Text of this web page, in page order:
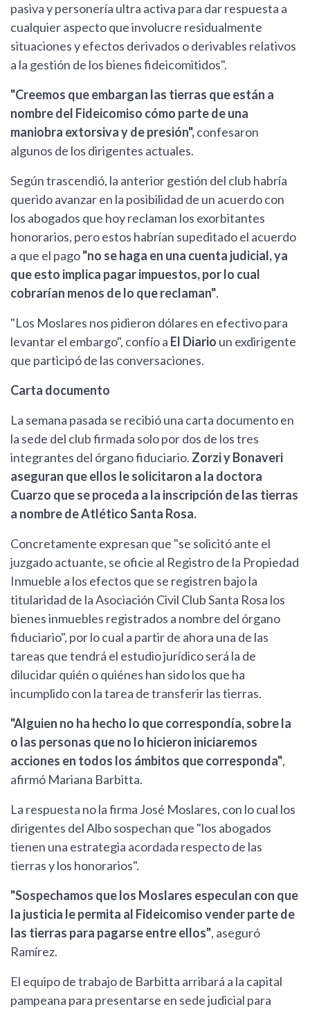
pasiva y personería ultra activa para dar respuesta a
cualquier aspecto que involucre residualmente
situaciones y efectos derivados o derivables relativos
a la gestión de los bienes fideicomitidos".
"Creemos que embargan las tierras que están a
nombre del Fideicomiso cómo parte de una
maniobra extorsiva y de presión",confesaron
algunos de los dirigentes actuales.
Según trascendió, la anterior gestión del club habría
querido avanzar en la posibilidad de un acuerdo con
los abogados que hoy reclaman los exorbitantes
honorarios, pero estos habrían supeditado el acuerdo
a que el pago"no se haga en una cuenta judicial, ya
que esto implica pagar impuestos, por lo cual
cobrarían menos de lo que reclaman".
"Los Moslares nos pidieron dólares en efectivo para
levantar el embargo", confío a El Diario un exdirigente
que participó de las conversaciones.
Carta documento
La semana pasada se recibió una carta documento en
la sede del club firmada solo por dos de los tres
integrantes del órgano fiduciario. Zorzi y Bonaveri
aseguran que ellos le solicitaron a la doctora
Cuarzo que se proceda a la inscripción de las tierras
a nombre de Atlético Santa Rosa.
Concretamente expresan que "se solicitó ante el
juzgado actuante, se oficie al Registro de la Propiedad
Inmueble a los efectos que se registren bajo la
titularidad de la Asociación Civil Club Santa Rosa los
bienes inmuebles registrados a nombre del órgano
fiduciario", por lo cual a partir de ahora una de las
tareas que tendrá el estudio jurídico será la de
dilucidar quién o quiénes han sido los que ha
incumplido con la tarea de transferir las tierras.
"Alguien no ha hecho lo que correspondía, sobre la
o las personas que no lo hicieron iniciaremos
acciones en todos los ámbitos que corresponda",
afirmó Mariana Barbitta.
La respuesta no la firma José Moslares, con lo cual los
dirigentes del Albo sospechan que "los abogados
tienen una estrategia acordada respecto de las
tierras y los honorarios".
"Sospechamos que los Moslares especulan con que
la justicia le permita al Fideicomiso vender parte de
las tierras para pagarse entre ellos", aseguró
Ramírez.
El equipo de trabajo de Barbitta arribará a la capital
pampeana para presentarse en sede judicial para